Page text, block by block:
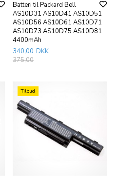
Batteri til Packard Bell
AS10D31 AS10D41 AS10D51
AS10D56 AS10D61 AS10D71
AS10D73 AS10D75 AS10D81
4400mAh
340,00 DKK
375,00
Tilbud